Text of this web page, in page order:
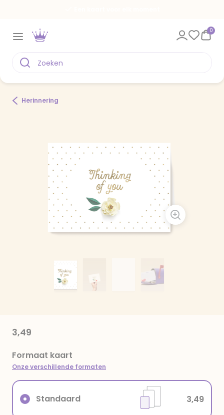
0
Herinnering
3,49
Formaat kaart
Onze verschillende formaten
Standaard 3,49